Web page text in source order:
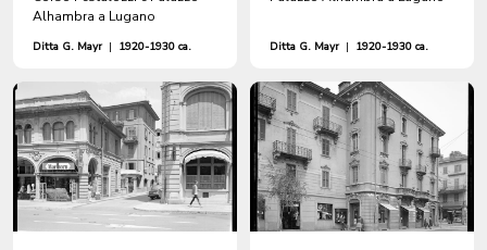
Alhambra a Lugano
Ditta G. Mayr | 1920-1930 ca. Ditta G. Mayr | 1920-1930 ca.